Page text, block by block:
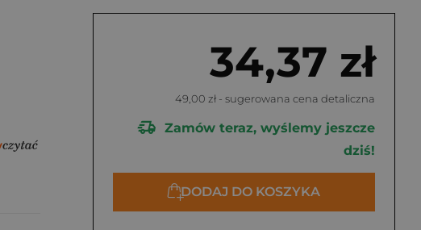
34,37 zł
49,00 zł - sugerowana cena detaliczna
Zamów teraz, wyślemy jeszcze
dziś!
DODAJ DO KOSZYKA